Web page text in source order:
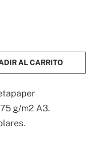
AL CARRITO
g/m2 A3.